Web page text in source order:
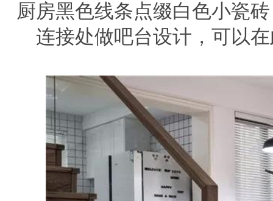
厨房黑色线条点缀白色小瓷
连接处做吧台设计，可以